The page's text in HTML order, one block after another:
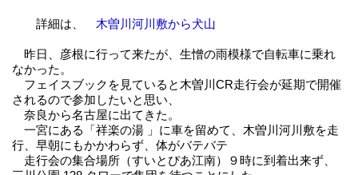
詳細は、 木曽川河川敷から犬山
昨日、彦根に行って来たが、生憎の雨模様で自転車に乗れ
なかった。
フェイスブックを見ていると木曽川CR走行会が延期で開催
されるので参加したいと思い、
奈良から名古屋に出てきた。
一宮にある「祥楽の湯 」に車を留めて、木曽川河川敷を走
行、早朝にもかかわらず、体がバテバテ
走行会の集合場所（すいとぴあ江南）９時に到着出来ず、